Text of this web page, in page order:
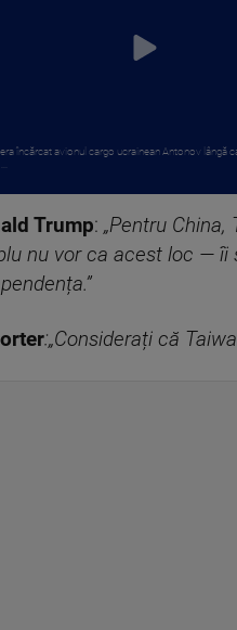
încărcat avionul cargo ucrainean Antonov lângă
Trump: „Pentru
nu vor ca acest loc — îi
:„Considerați că